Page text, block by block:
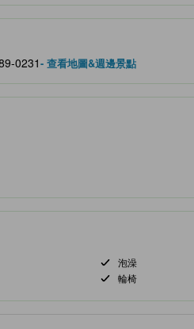
考指標
0231- 查看地圖&週邊景點
泡澡
輪椅